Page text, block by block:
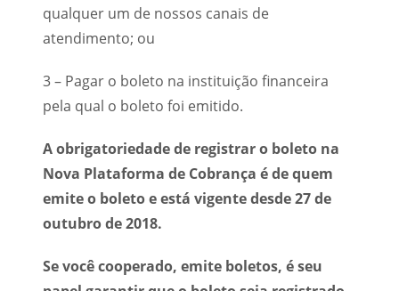
qualquer um de nossos canais de
atendimento; ou
3 – Pagar o boleto na instituição financeira
pela qual o boleto foi emitido.
A obrigatoriedade de registrar o boleto na
Nova Plataforma de Cobrança é de quem
emite o boleto e está vigente desde 27 de
outubro de 2018.
Se você cooperado, emite boletos, é seu